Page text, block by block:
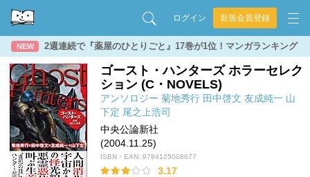
ログイン 新規会員登録
NEW 2週連続で『薬屋のひとりごと』17巻が1位！マンガランキング
ゴースト・ハンターズ ホラーセレク
ション (C・NOVELS)
アンソロジー 菊地秀行 田中啓文 友成純一 山
下定 尾之上浩司
中央公論新社
(2004.11.25)
ISBN・EAN: 9784125008677
3.17